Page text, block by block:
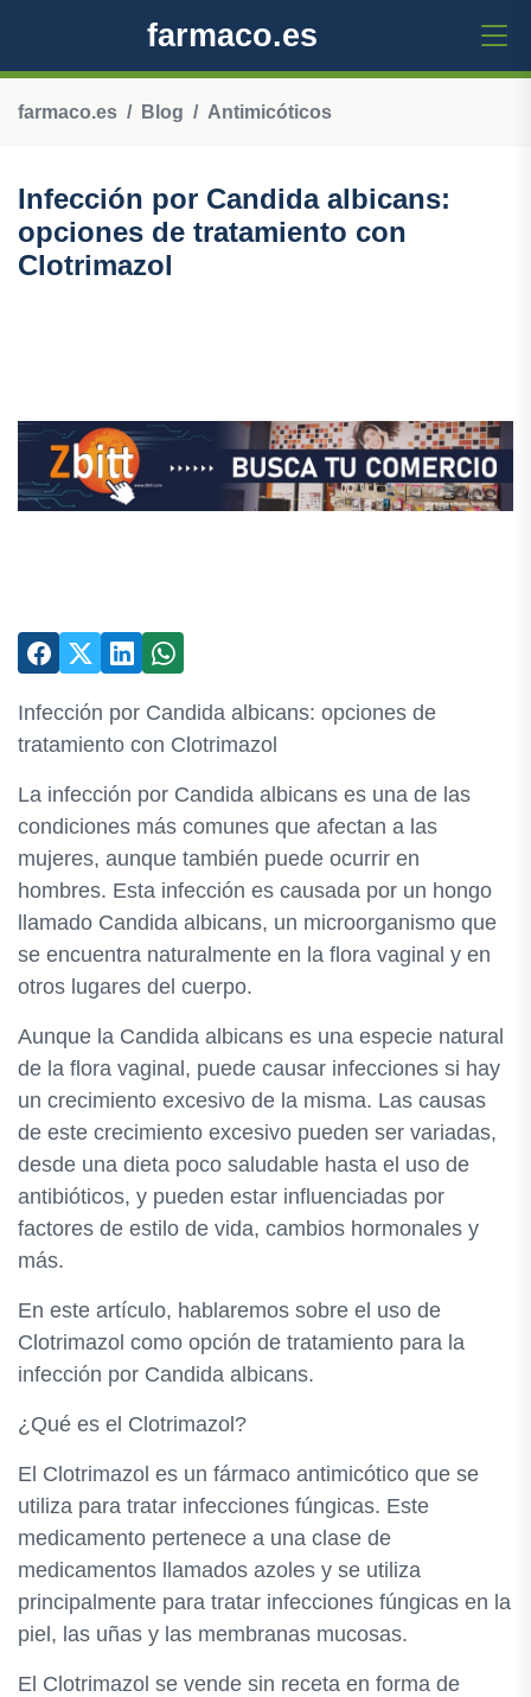
farmaco.es
farmaco.es Blog Antimicóticos
Infección por Candida albicans:
opciones de tratamiento con
Clotrimazol
Infección por Candida albicans: opciones de
tratamiento con Clotrimazol
La infección por Candida albicans es una de las
condiciones más comunes que afectan a las
mujeres, aunque también puede ocurrir en
hombres. Esta infección es causada por un hongo
llamado Candida albicans, un microorganismo que
se encuentra naturalmente en la flora vaginal y en
otros lugares del cuerpo.
Aunque la Candida albicans es una especie natural
de la flora vaginal, puede causar infecciones si hay
un crecimiento excesivo de la misma. Las causas
de este crecimiento excesivo pueden ser variadas,
desde una dieta poco saludable hasta el uso de
antibióticos, y pueden estar influenciadas por
factores de estilo de vida, cambios hormonales y
más.
En este artículo, hablaremos sobre el uso de
Clotrimazol como opción de tratamiento para la
infección por Candida albicans.
¿Qué es el Clotrimazol?
El Clotrimazol es un fármaco antimicótico que se
utiliza para tratar infecciones fúngicas. Este
medicamento pertenece a una clase de
medicamentos llamados azoles y se utiliza
principalmente para tratar infecciones fúngicas en la
piel, las uñas y las membranas mucosas.
El Clotrimazol se vende sin receta en forma de